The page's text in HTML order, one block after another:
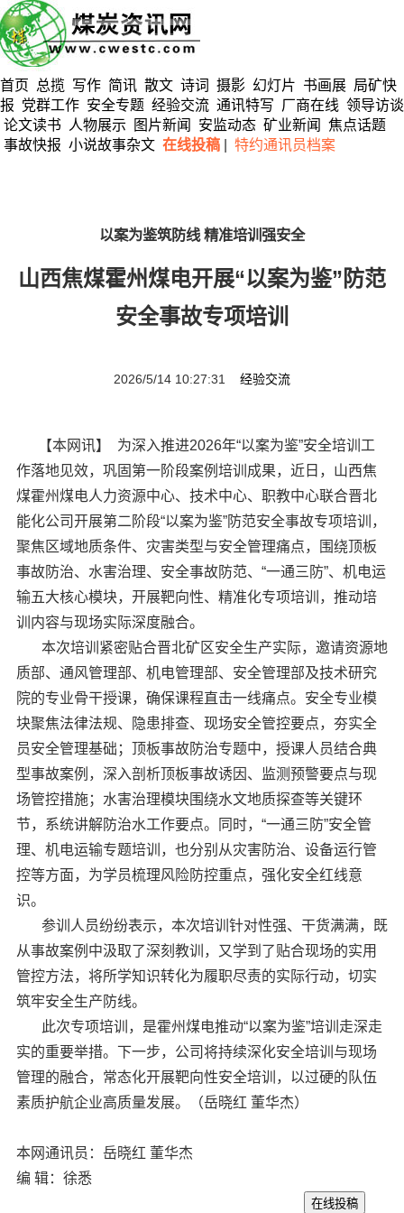
首页 总揽 写作 简讯 散文 诗词 摄影 幻灯片 书画展 局矿快
报 党群工作 安全专题 经验交流 通讯特写 厂商在线 领导访谈
论文读书
人物展示 图片新闻 安监动态 矿业新闻
焦点话题
事故快报 小说故事杂文 在线投稿 特约通讯员档案
以案为鉴筑防线 精准培训强安全
山西焦煤霍州煤电开展“以案为鉴”防范
安全事故专项培训
2026/5/14 10:27:31 经验交流
【本网讯】 为深入推进2026年“以案为鉴”安全培训工
作落地见效，巩固第一阶段案例培训成果，近日，山西焦
煤霍州煤电人力资源中心、技术中心、职教中心联合晋北
能化公司开展第二阶段“以案为鉴”防范安全事故专项培训，
聚焦区域地质条件、灾害类型与安全管理痛点，围绕顶板
事故防治、水害治理、安全事故防范、“一通三防”、机电运
输五大核心模块，开展靶向性、精准化专项培训，推动培
训内容与现场实际深度融合。
本次培训紧密贴合晋北矿区安全生产实际，邀请资源地
质部、通风管理部、机电管理部、安全管理部及技术研究
院的专业骨干授课，确保课程直击一线痛点。安全专业模
块聚焦法律法规、隐患排查、现场安全管控要点，夯实全
员安全管理基础；顶板事故防治专题中，授课人员结合典
型事故案例，深入剖析顶板事故诱因、监测预警要点与现
场管控措施；水害治理模块围绕水文地质探查等关键环
节，系统讲解防治水工作要点。同时，“一通三防”安全管
理、机电运输专题培训，也分别从灾害防治、设备运行管
控等方面，为学员梳理风险防控重点，强化安全红线意
识。
参训人员纷纷表示，本次培训针对性强、干货满满，既
从事故案例中汲取了深刻教训，又学到了贴合现场的实用
管控方法，将所学知识转化为履职尽责的实际行动，切实
筑牢安全生产防线。
此次专项培训，是霍州煤电推动“以案为鉴”培训走深走
实的重要举措。下一步，公司将持续深化安全培训与现场
管理的融合，常态化开展靶向性安全培训，以过硬的队伍
素质护航企业高质量发展。（岳晓红 董华杰）
本网通讯员：岳晓红 董华杰
编 辑：徐悉